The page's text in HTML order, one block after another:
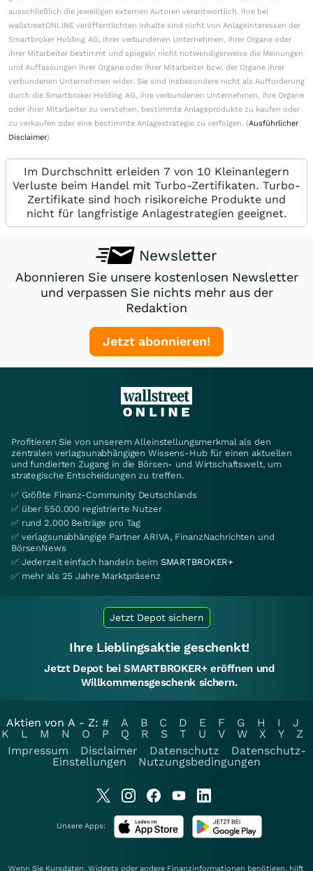
ausschließlich die jeweiligen externen Autoren verantwortlich. Ihre bei
wallstreetONLINE veröffentlichten Inhalte sind nicht von Anlageinteressen der
Smartbroker Holding AG, ihrer verbundenen Unternehmen, ihrer Organe oder
ihrer Mitarbeiter bestimmt und spiegeln nicht notwendigerweise die Meinungen
und Auffassungen ihrer Organe oder ihrer Mitarbeiter bzw. der Organe ihrer
verbundenen Unternehmen wider. Sie sind insbesondere nicht als Aufforderung
durch die Smartbroker Holding AG, ihre verbundenen Unternehmen, ihre Organe
oder ihrer Mitarbeiter zu verstehen, bestimmte Anlageprodukte zu kaufen oder
zu verkaufen oder eine bestimmte Anlagestrategie zu verfolgen. (Ausführlicher
Disclaimer)
Im Durchschnitt erleiden 7 von 10 Kleinanlegern
Verluste beim Handel mit Turbo-Zertifikaten. Turbo-
Zertifikate sind hoch risikoreiche Produkte und
nicht für langfristige Anlagestrategien geeignet.
Newsletter
Abonnieren Sie unsere kostenlosen Newsletter
und verpassen Sie nichts mehr aus der
Redaktion
Jetzt abonnieren!
Profitieren Sie von unserem Alleinstellungsmerkmal als den
zentralen verlagsunabhängigen Wissens-Hub für einen aktuellen
und fundierten Zugang in die Börsen- und Wirtschaftswelt, um
strategische Entscheidungen zu treffen.
✅ Größte Finanz-Community Deutschlands
✅ über 550.000 registrierte Nutzer
✅ rund 2.000 Beiträge pro Tag
✅ verlagsunabhängige Partner ARIVA, FinanzNachrichten und
BörsenNews
✅ Jederzeit einfach handeln beim SMARTBROKER+
✅ mehr als 25 Jahre Marktpräsenz
Jetzt Depot sichern
Ihre Lieblingsaktie geschenkt!
Jetzt Depot bei SMARTBROKER+ eröffnen und
Willkommensgeschenk sichern.
Aktien von A - Z: # A B C D E F G H I
J
K
L M N O P Q R S T U V W X Y
Z
Impressum
Disclaimer Datenschutz
Datenschutz-
Einstellungen
Nutzungsbedingungen
Unsere Apps:
Wenn Sie Kursdaten, Widgets oder andere Finanzinformationen benötigen, hilft